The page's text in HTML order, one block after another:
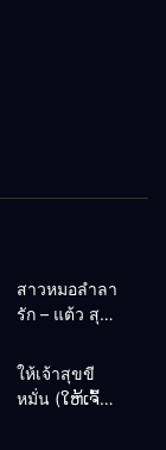
สาวหมอลำลา
รัก – แต้ว สุ
ให้เจ้าสุขขี
หมั่น (ໃຫ້ເຈົ້າ